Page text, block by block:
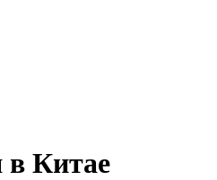
в Китае